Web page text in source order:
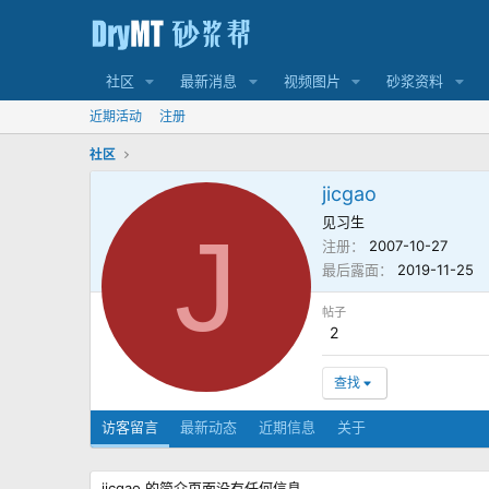
社区 最新消息 视频图片 砂浆资料
近期活动 注册
社区
J
jicgao
见习生
注册
2007-10-27
最后露面
2019-11-25
帖子
2
查找
访客留言 最新动态 近期信息 关于